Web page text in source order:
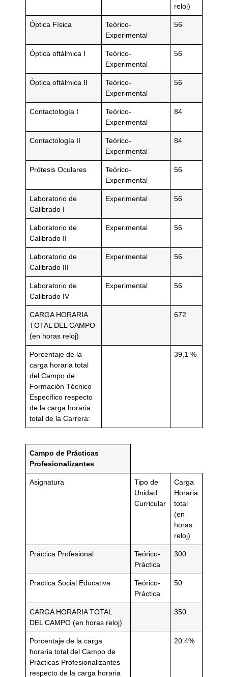
reloj)
Óptica Física
Teórico-
Experimental
56
Óptica oftálmica I
Teórico-
Experimental
56
Óptica oftálmica II
Teórico-
Experimental
56
Contactología I
Teórico-
Experimental
84
Contactología II
Teórico-
Experimental
84
Prótesis Oculares
Teórico-
Experimental
56
Laboratorio de
Calibrado I
Experimental 56
Laboratorio de
Calibrado II
Experimental 56
Laboratorio de
Calibrado III
Experimental 56
Laboratorio de
Calibrado IV
Experimental 56
CARGA HORARIA
TOTAL DEL CAMPO
(en horas reloj)
672
Porcentaje de la
carga horaria total
del Campo de
Formación Técnico
Específico respecto
de la carga horaria
total de la Carrera:
39,1 %
Campo de Prácticas
Profesionalizantes
Asignatura
Tipo de
Unidad
Curricular
Carga
Horaria
total
(en
horas
reloj)
Práctica Profesional
Teórico-
Práctica
300
Practica Social Educativa
Teórico-
Práctica
50
CARGA HORARIA TOTAL
DEL CAMPO (en horas reloj)
350
Porcentaje de la carga
horaria total del Campo de
Prácticas Profesionalizantes
respecto de la carga horaria
20.4%